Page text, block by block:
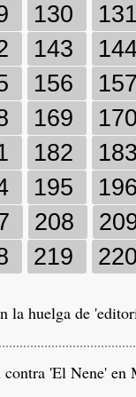
130
143
156
169
182
195
208
219
la huelga de
'El Nene' en